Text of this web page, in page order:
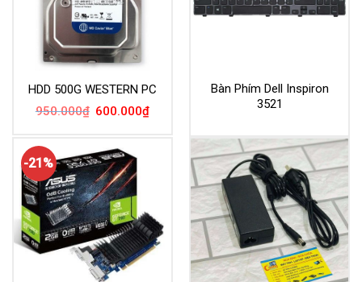
HDD 500G WESTERN PC
950.000₫ Giá
600.000₫Giá
Bàn Phím Dell Inspiron
3521
-21%